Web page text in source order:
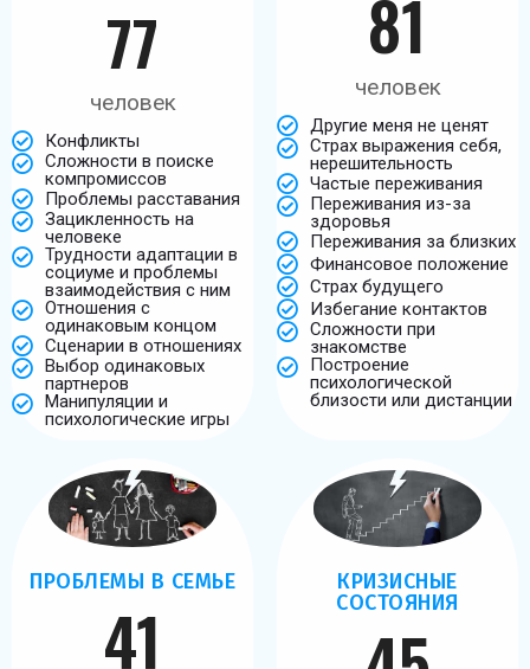
77
человек
Конфликты
Сложности в поиске
компромиссов
Проблемы расставания
Зацикленность на
человеке
Трудности адаптации в
социуме и проблемы
взаимодействия с ним
Отношения с
одинаковым концом
Сценарии в отношениях
Выбор одинаковых
партнеров
Манипуляции и
психологические игры
81
человек
Другие меня не ценят
Страх выражения себя,
нерешительность
Частые переживания
Переживания из-за
здоровья
Переживания за близких
Финансовое положение
Страх будущего
Избегание контактов
Сложности при
знакомстве
Построение
психологической
близости или дистанции
ПРОБЛЕМЫ В СЕМЬЕ
41
КРИЗИСНЫЕ
СОСТОЯНИЯ